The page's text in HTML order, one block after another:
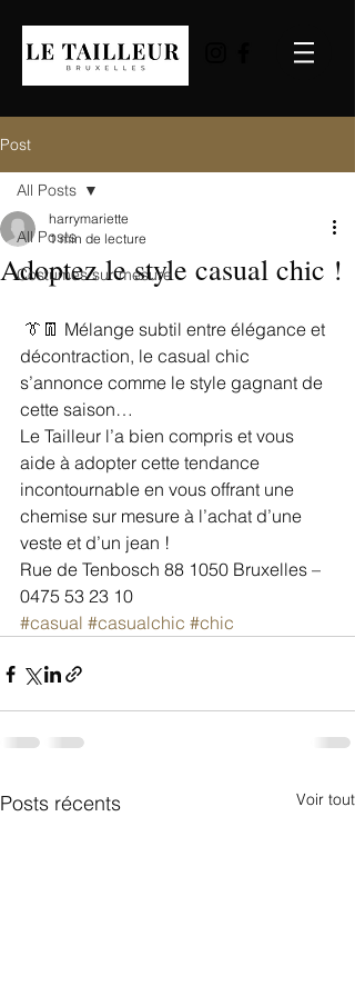
Post
All Posts
Costumes sur mesure
All Posts
Adoptez le style casual chic !
harrymariette
1 min de lecture
décontraction, le casual chic
s’annonce comme le style gagnant de
cette saison…
Le Tailleur l’a bien compris et vous
aide à adopter cette tendance
incontournable en vous offrant une
chemise sur mesure à l’achat d’une
veste et d’un jean !
Rue de Tenbosch 88 1050 Bruxelles –
0475 53 23 10
#casual #casualchic #chic
Posts récents Voir tout